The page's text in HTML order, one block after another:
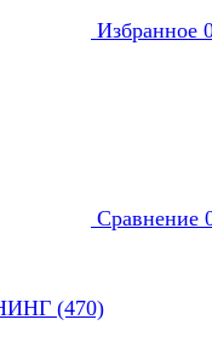
Избранное
Сравнение
(470)